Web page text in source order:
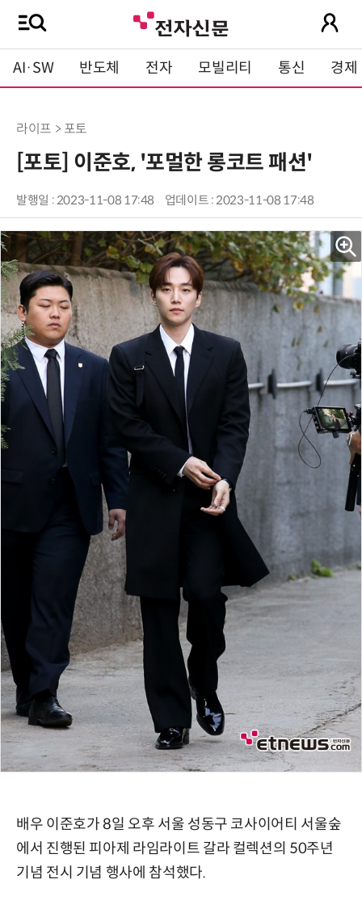
AI·SW 반도체 전자 모빌리티 통신 경제
라이프 > 포토
[포토] 이준호, '포멀한 롱코트 패션'
발행일 : 2023-11-08 17:48 업데이트 : 2023-11-08 17:48
배우 이준호가 8일 오후 서울 성동구 코사이어티 서울숲
에서 진행된 피아제 라임라이트 갈라 컬렉션의 50주년
기념 전시 기념 행사에 참석했다.